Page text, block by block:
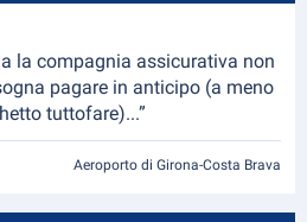
la compagnia assicurativa non
pagare in anticipo (a meno
tuttofare)...”
Aeroporto di Girona-Costa Brava